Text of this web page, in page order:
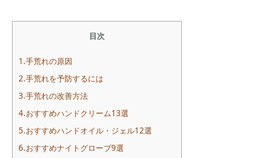
目次
1.手荒れの原因
2.手荒れを予防するには
3.手荒れの改善方法
4.おすすめハンドクリーム13選
5.おすすめハンドオイル・ジェル12選
6.おすすめナイトグローブ9選